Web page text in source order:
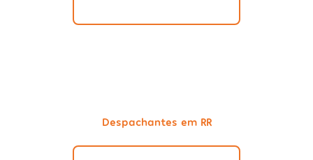
Despachantes em RR